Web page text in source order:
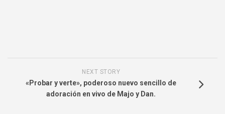
NEXT STORY
«Probar y verte», poderoso nuevo sencillo de
adoración en vivo de Majo y Dan.